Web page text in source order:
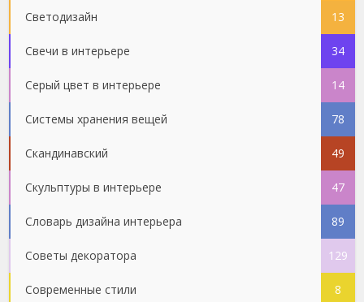
Светодизайн 13
Свечи в интерьере 34
Серый цвет в интерьере 14
Системы хранения вещей 78
Скандинавский 49
Скульптуры в интерьере 47
Словарь дизайна интерьера 89
Советы декоратора 129
Современные стили 8